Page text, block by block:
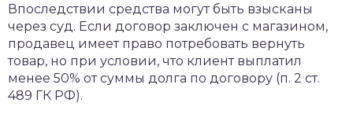
Впоследствии средства могут быть взысканы
через суд. Если договор заключен с магазином,
продавец имеет право потребовать вернуть
товар, но при условии, что клиент выплатил
менее 50% от суммы долга по договору (п. 2 ст.
489 ГК РФ).